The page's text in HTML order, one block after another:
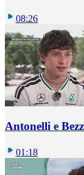
08:26
Antonelli e
01:18